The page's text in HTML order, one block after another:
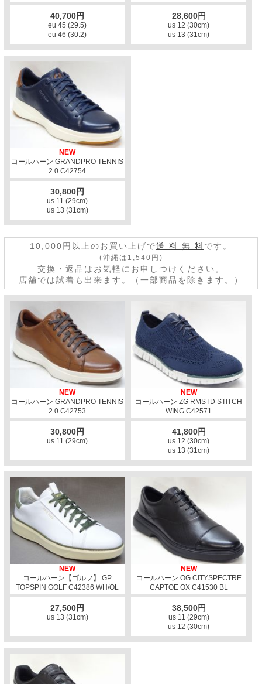
40,700円
eu 45 (29.5)
eu 46 (30.2)
28,600円
us 12 (30cm)
us 13 (31cm)
NEW
コールハーン GRANDPRO TENNIS
2.0 C42754
30,800円
us 11 (29cm)
us 13 (31cm)
10,000円以上のお買い上げで送 料 無 料です。
(沖縄は1,540円)
交換・返品はお気軽にお申しつけください。
店舗では試着も出来ます。（一部商品を除きます。）
NEW
コールハーン GRANDPRO TENNIS
2.0 C42753
30,800円
us 11 (29cm)
NEW
コールハーン ZG RMSTD STITCH
WING C42571
41,800円
us 12 (30cm)
us 13 (31cm)
NEW
コールハーン【ゴルフ】 GP
TOPSPIN GOLF C42386 WH/OL
27,500円
us 13 (31cm)
NEW
コールハーン OG CITYSPECTRE
CAPTOE OX C41530 BL
38,500円
us 11 (29cm)
us 12 (30cm)